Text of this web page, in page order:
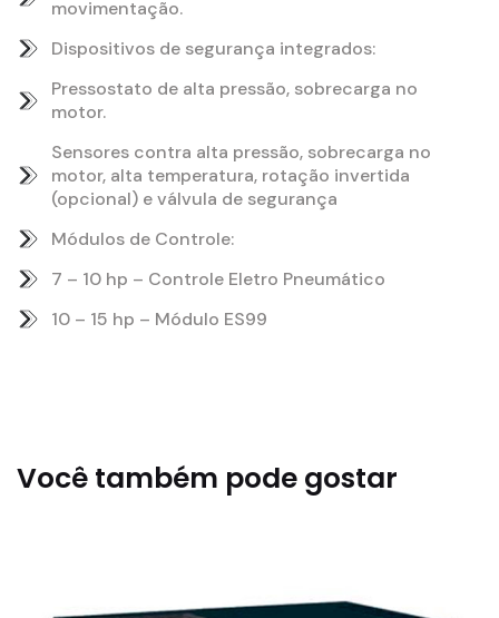
movimentação.
Dispositivos de segurança integrados:
Pressostato de alta pressão, sobrecarga no
motor.
Sensores contra alta pressão, sobrecarga no
motor, alta temperatura, rotação invertida
(opcional) e válvula de segurança
Módulos de Controle:
7 – 10 hp – Controle Eletro Pneumático
10 – 15 hp – Módulo ES99
Você também pode gostar